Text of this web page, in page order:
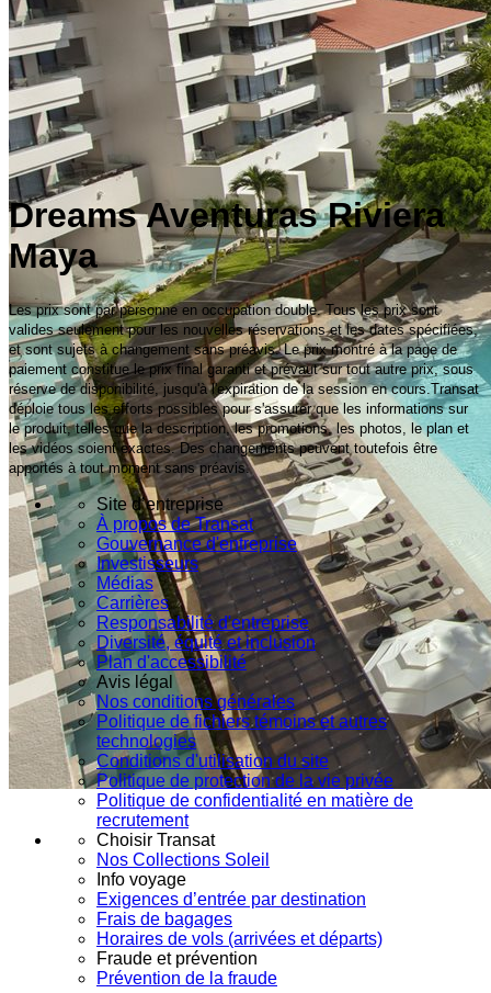
Dreams Aventuras Riviera
Maya
Les prix sont par personne en occupation double. Tous les prix sont
valides seulement pour les nouvelles réservations et les dates spécifiées,
et sont sujets à changement sans préavis. Le prix montré à la page de
paiement constitue le prix final garanti et prévaut sur tout autre prix, sous
réserve de disponibilité, jusqu'à l'expiration de la session en cours.Transat
déploie tous les efforts possibles pour s'assurer que les informations sur
le produit, telles que la description, les promotions, les photos, le plan et
les vidéos soient exactes. Des changements peuvent toutefois être
apportés à tout moment sans préavis.
Site d’entreprise
À propos de Transat
Gouvernance d'entreprise
Investisseurs
Médias
Carrières
Responsabilité d'entreprise
Diversité, équité et inclusion
Plan d'accessibilité
Avis légal
Nos conditions générales
Politique de fichiers témoins et autres
technologies
Conditions d'utilisation du site
Politique de protection de la vie privée
Politique de confidentialité en matière de
recrutement
Choisir Transat
Nos Collections Soleil
Info voyage
Exigences d’entrée par destination
Frais de bagages
Horaires de vols (arrivées et départs)
Fraude et prévention
Prévention de la fraude